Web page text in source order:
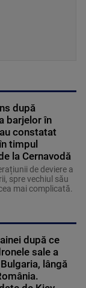
după
barjelor în
constatat
timpul
la Cernavodă
de deviere a
spre vechiul său
mai complicată.
după ce
sale a
lângă